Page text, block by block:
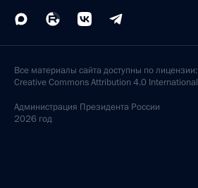
Все материалы сайта доступны по лицензии:
Creative Commons Attribution 4.0 International
Администрация Президента России
2026 год